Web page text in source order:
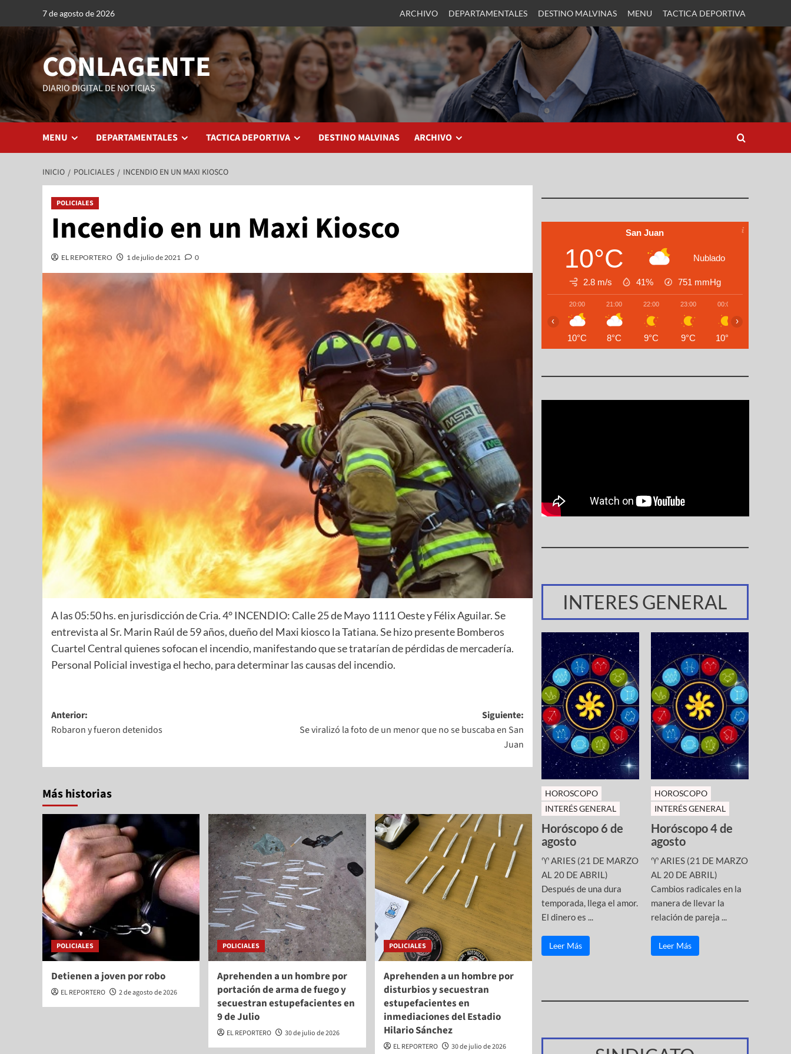
7 de agosto de 2026 ARCHIVO DEPARTAMENTALES DESTINO MALVINAS MENU TACTICA DEPORTIVA
CONLAGENTE
DIARIO DIGITAL DE NOTICIAS
MENU DEPARTAMENTALES TACTICA DEPORTIVA DESTINO MALVINAS ARCHIVO
INICIO POLICIALES INCENDIO EN UN MAXI KIOSCO
POLICIALES
Incendio en un Maxi Kiosco
EL REPORTERO 1 de julio de 2021 0
A las 05:50 hs. en jurisdicción de Cria. 4° INCENDIO: Calle 25 de Mayo 1111 Oeste y Félix Aguilar. Se
entrevista al Sr. Marin Raúl de 59 años, dueño del Maxi kiosco la Tatiana. Se hizo presente Bomberos
Cuartel Central quienes sofocan el incendio, manifestando que se tratarían de pérdidas de mercadería.
Personal Policial investiga el hecho, para determinar las causas del incendio.
Anterior:
Robaron y fueron detenidos
Siguiente:
Se viralizó la foto de un menor que no se buscaba en San
Juan
Más historias
POLICIALES
Detienen a joven por robo
EL REPORTERO 2 de agosto de 2026
POLICIALES
Aprehenden a un hombre por
portación de arma de fuego y
secuestran estupefacientes en
9 de Julio
EL REPORTERO 30 de julio de 2026
POLICIALES
Aprehenden a un hombre por
disturbios y secuestran
estupefacientes en
inmediaciones del Estadio
Hilario Sánchez
EL REPORTERO 30 de julio de 2026
San Juan
10°C Nublado
2.8 m/s 41% 751 mmHg
20:00
10°C
21:00
8°C
22:00
9°C
23:00
9°C
00:00
10°C
‹ ›
INTERES GENERAL
HOROSCOPO
INTERÉS GENERAL
Horóscopo 6 de
agosto
♈ ARIES (21 DE MARZO
AL 20 DE ABRIL)
Después de una dura
temporada, llega el amor.
El dinero es ...
Leer Más
HOROSCOPO
INTERÉS GENERAL
Horóscopo 4 de
agosto
♈ ARIES (21 DE MARZO
AL 20 DE ABRIL)
Cambios radicales en la
manera de llevar la
relación de pareja ...
Leer Más